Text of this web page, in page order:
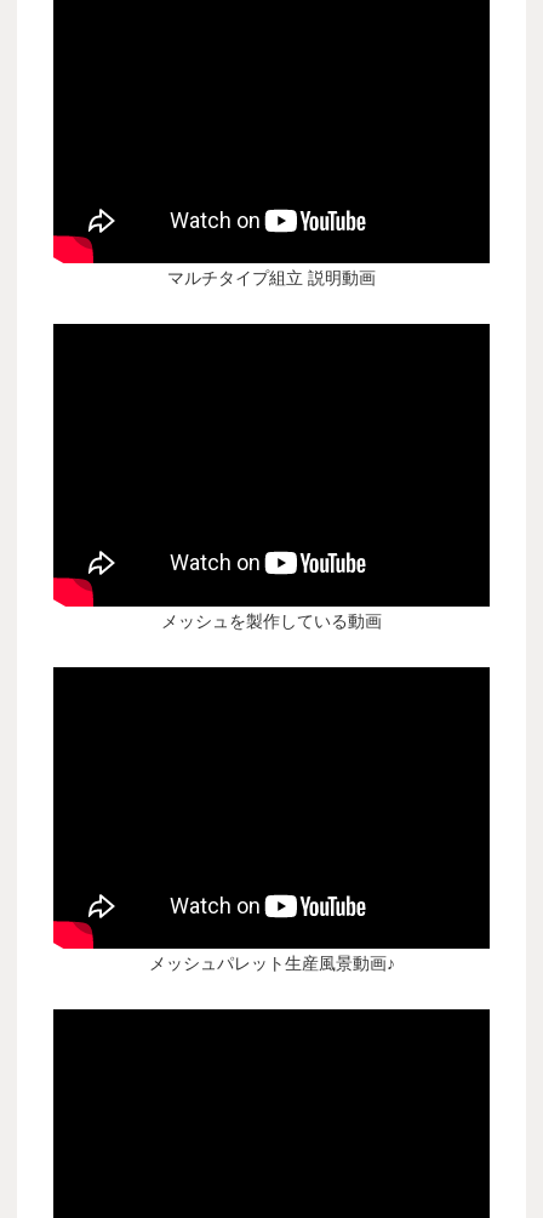
マルチタイプ組立 説明動画
メッシュを製作している動画
メッシュパレット生産風景動画♪